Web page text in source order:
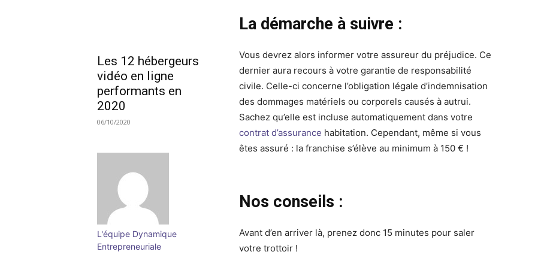
Les 12 hébergeurs
vidéo en ligne
performants en
2020
06/10/2020
L'équipe Dynamique
Entrepreneuriale
La démarche à suivre :
Vous devrez alors informer votre assureur du préjudice. Ce
dernier aura recours à votre garantie de responsabilité
civile. Celle-ci concerne l’obligation légale d’indemnisation
des dommages matériels ou corporels causés à autrui.
Sachez qu’elle est incluse automatiquement dans votre
contrat d’assurance habitation. Cependant, même si vous
êtes assuré : la franchise s’élève au minimum à 150 € !
Nos conseils :
Avant d’en arriver là, prenez donc 15 minutes pour saler
votre trottoir !